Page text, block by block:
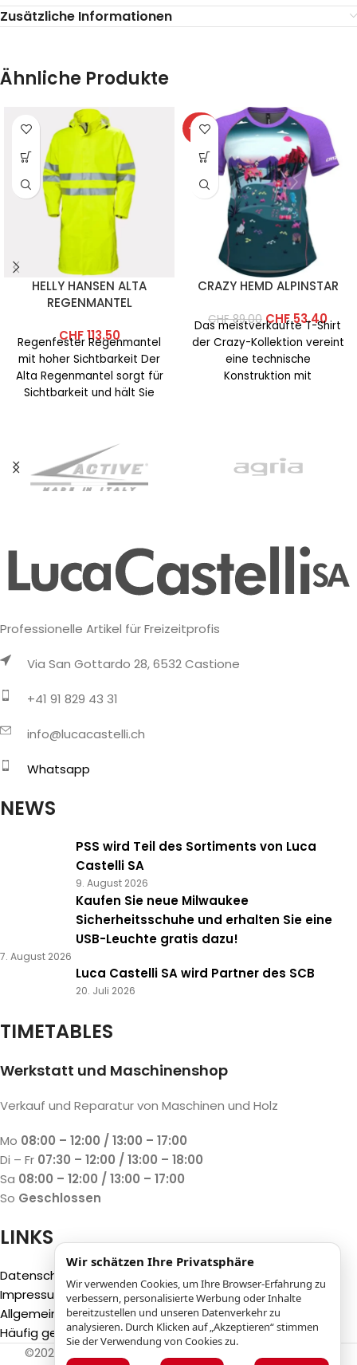
Zusätzliche Informationen
Ähnliche Produkte
HELLY HANSEN ALTA
REGENMANTEL
CHF113.50
Regenfester Regenmantel
mit hoher Sichtbarkeit Der
Alta Regenmantel sorgt für
Sichtbarkeit und hält Sie
Polyester –
-40%
CRAZY HEMD ALPINSTAR
CHF89.00 CHF53.40
Das meistverkaufte T-Shirt
der Crazy-Kollektion vereint
eine technische
Konstruktion mit
Professionelle Artikel für Freizeitprofis
Via San Gottardo 28, 6532 Castione
+41 91 829 43 31
info@lucacastelli.ch
Whatsapp
NEWS
PSS wird Teil des Sortiments von Luca
Castelli SA
9. August 2026
Kaufen Sie neue Milwaukee
Sicherheitsschuhe und erhalten Sie eine
USB-Leuchte gratis dazu!
7. August 2026
Luca Castelli SA wird Partner des SCB
20. Juli 2026
TIMETABLES
Werkstatt und Maschinenshop
Verkauf und Reparatur von Maschinen und Holz
Mo 08:00 – 12:00 / 13:00 – 17:00
Di – Fr 07:30 – 12:00 / 13:00 – 18:00
Sa 08:00 – 12:00 / 13:00 – 17:00
So Geschlossen
LINKS
Datenschutzbestimmungen
Impressum
Allgemeine Geschäftsbedingungen (AGB)
Häufig gestellte Fragen (FAQ)
©2025
Luca Castelli SA- Via San Gottardo 28 - 6532
Wir schätzen Ihre Privatsphäre
Wir verwenden Cookies, um Ihre Browser-Erfahrung zu
verbessern, personalisierte Werbung oder Inhalte
bereitzustellen und unseren Datenverkehr zu
analysieren. Durch Klicken auf „Akzeptieren“ stimmen
Sie der Verwendung von Cookies zu.